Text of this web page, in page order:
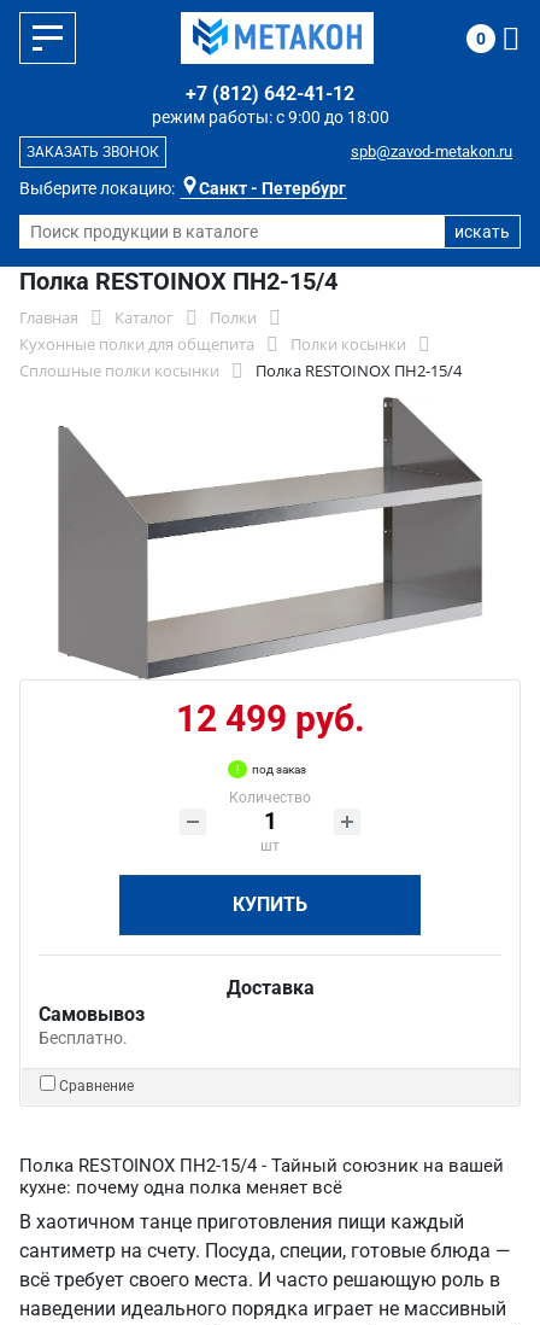
Выберите локацию: Санкт - Петербург
режим работы: с 9:00 до 18:00
+7 (812) 642-41-12
spb@zavod-metakon.ru
ЗАКАЗАТЬ ЗВОНОК
0
Полка RESTOINOX ПН2-15/4
Главная Каталог
Полки
Кухонные полки для общепита
Полки косынки
Сплошные полки косынки
Полка RESTOINOX ПН2-15/4
12 499 руб.
под заказ
Количество
шт
КУПИТЬ
Доставка
Самовывоз
Бесплатно.
Сравнение
Полка RESTOINOX ПН2-15/4 - Тайный союзник на вашей
кухне: почему одна полка меняет всё
В хаотичном танце приготовления пищи каждый
сантиметр на счету. Посуда, специи, готовые блюда —
всё требует своего места. И часто решающую роль в
наведении идеального порядка играет не массивный